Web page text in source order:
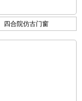
四合院仿古门窗